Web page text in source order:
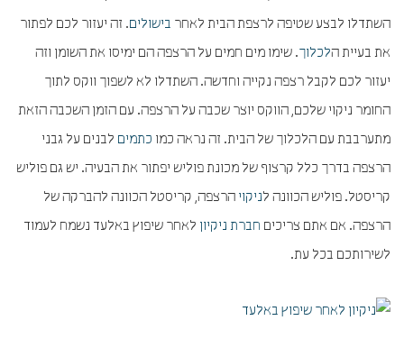
השתדלו לבצע שטיפה לרצפת הבית לאחר בישולים. זה יעזור לכם לפתור
את בעיית הלכלוך. שימו מים חמים על הרצפה הם ימיסו את השומן וזה
יעזור לכם לקבל רצפה נקייה וחדשה. השתדלו לא לשפוך ווקס לתוך
החומר ניקוי שלכם, הווקס יוצר שכבה על הרצפה. עם הזמן השכבה הזאת
מתערבבת עם הלכלוך של הבית. זה נראה כמו כתמים לבנים על גבני
הרצפה בדרך כלל קרצוף של מכונת פוליש יפתור את הבעיה. יש גם פוליש
קריסטל. פוליש הכוונה לניקוי הרצפה, קריסטל הכוונה להברקה של
הרצפה. אם אתם צריכים חברת ניקיון לאחר שיפוץ באלעד נשמח לעמוד
לשירותכם בכל עת.